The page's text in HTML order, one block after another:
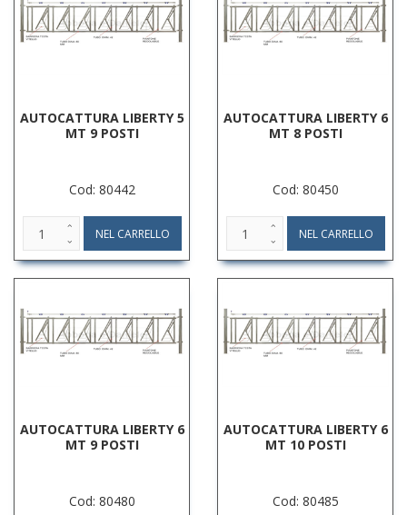
AUTOCATTURA LIBERTY 5
MT 9 POSTI
Cod: 80442
AUTOCATTURA LIBERTY 6
MT 8 POSTI
Cod: 80450
AUTOCATTURA LIBERTY 6
MT 9 POSTI
Cod: 80480
AUTOCATTURA LIBERTY 6
MT 10 POSTI
Cod: 80485